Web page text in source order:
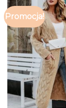
Promocja!